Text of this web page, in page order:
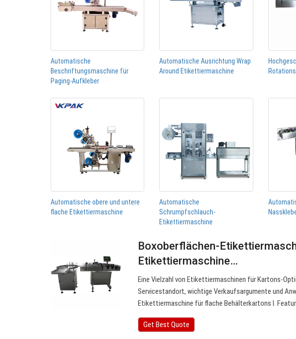
Automatische
Beschriftungsmaschine für
Paging-Aufkleber
Automatische Ausrichtung Wrap
Around Etikettiermaschine
Automatische obere und untere
flache Etikettiermaschine
Automatische
Schrumpfschlauch-
Etikettiermaschine
Boxoberflächen-
Etikettiermaschine…
Eine Vielzahl von Etikettiermaschinen für Kartons-
Servicestandort, wichtige Verkaufsargumente und
Etikettiermaschine für flache Behälterkartons Ⅰ.
Get Best Quote